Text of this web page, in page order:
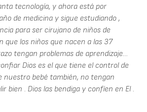
tecnología, y ahora está por
de medicina y sigue estudiando ,
para ser cirujano de niños de
que los niños que nacen a las 37
tengan problemas de aprendizaje…
Dios es el que tiene el control de
nuestro bebé también, no tengan
bien . Dios las bendiga y confíen en El .